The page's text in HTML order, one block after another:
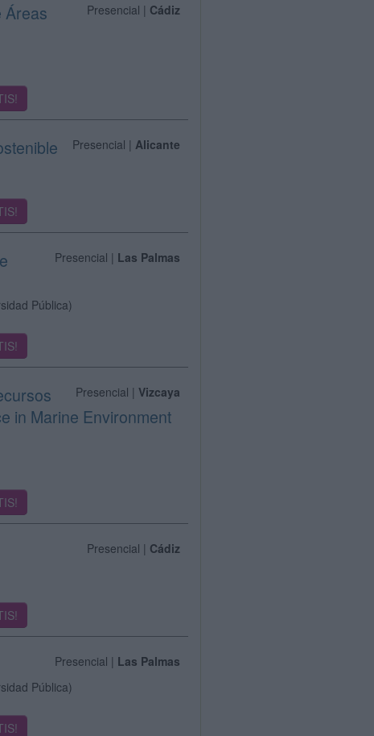
Presencial | Cádiz
Áreas
Presencial |Alicante
Presencial | Las Palmas
Pública)
Presencial |Vizcaya
in Marine Environment
Presencial | Cádiz
Presencial | Las Palmas
Pública)